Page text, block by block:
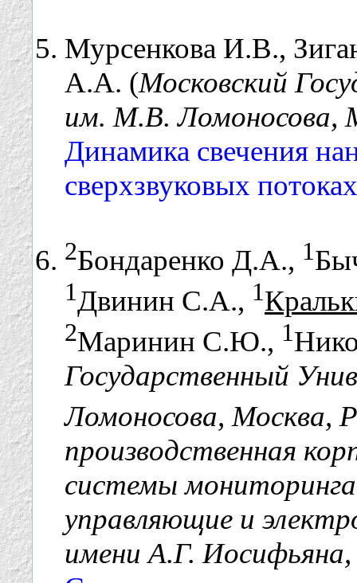
Мурсенкова И.В.,
А.А. (Московский
им. М.В. Ломоносова,
Динамика свечения
сверхзвуковых
2Бондаренко Д.А., 1
1Двинин С.А., 1
2Маринин С.Ю., 1
Государственный
Ломоносова, Москва,
производственная
системы
управляющие и
имени А.Г.